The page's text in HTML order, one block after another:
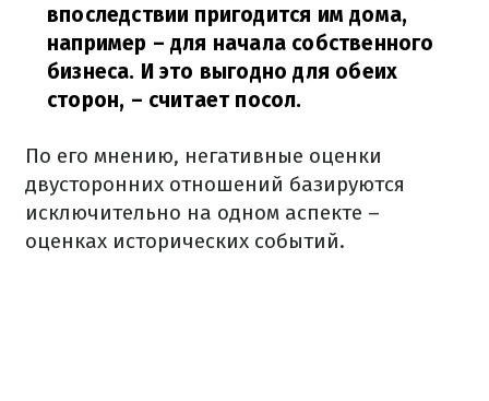
впоследствии пригодится им дома,
например – для начала собственного
бизнеса. И это выгодно для обеих
сторон, – считает посол.
По его мнению, негативные оценки
двусторонних отношений базируются
исключительно на одном аспекте –
оценках исторических событий.